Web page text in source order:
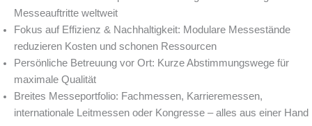
Messeauftritte weltweit
Fokus auf Effizienz & Nachhaltigkeit: Modulare Messestände
reduzieren Kosten und schonen Ressourcen
Persönliche Betreuung vor Ort: Kurze Abstimmungswege für
maximale Qualität
Breites Messeportfolio: Fachmessen, Karrieremessen,
internationale Leitmessen oder Kongresse – alles aus einer Hand